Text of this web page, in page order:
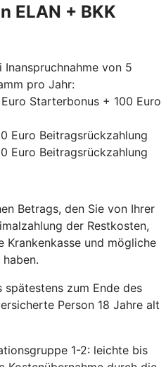
ELAN + BKK
Inanspruchnahme von 5
pro Jahr:
Starterbonus + 100 Euro
Euro Beitragsrückzahlung
Euro Beitragsrückzahlung
Betrags, den Sie von Ihrer
der Restkosten,
Krankenkasse und mögliche
spätestens zum Ende des
Person 18 Jahre alt
1-2: leichte bis